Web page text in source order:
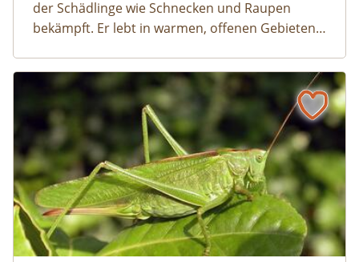
der Schädlinge wie Schnecken und Raupen
bekämpft. Er lebt in warmen, offenen Gebieten
Grünes Heupferd
Naturlexikon: Grünes Heupferd